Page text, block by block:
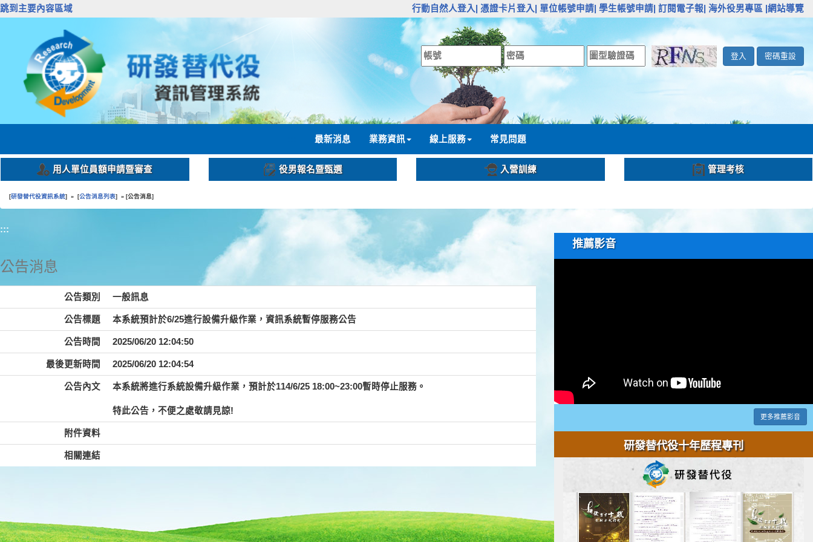
跳到主要內容區域 行動自然人登入| 憑證卡片登入| 單位帳號申請| 學生帳號申請| 訂閱電子報| 海外役男專區 |網站導覽
登入 密碼重設
最新消息 業務資訊 線上服務 常見問題
用人單位員額申請暨審查 役男報名暨甄選 入營訓練 管理考核
[研發替代役資訊系統] » [公告消息列表] » [公告消息]
:::
公告消息
公告類別 一般訊息
公告標題 本系統預計於6/25進行設備升級作業，資訊系統暫停服務公告
公告時間 2025/06/20 12:04:50
最後更新時間 2025/06/20 12:04:54
公告內文 本系統將進行系統設備升級作業，預計於114/6/25 18:00~23:00暫時停止服務。
特此公告，不便之處敬請見諒!
附件資料
相關連結
推薦影音
更多推薦影音
研發替代役十年歷程專刊